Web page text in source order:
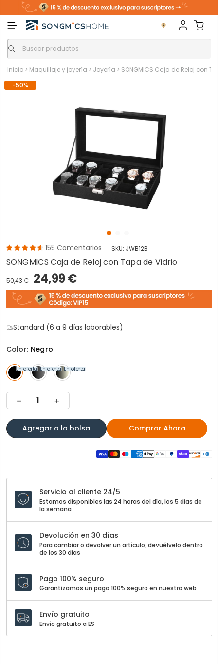
Inicio > Maquillaje y joyería > Joyería > SONGMICS Caja de Reloj con
-50%
155 Comentarios SKU: JWB12B
SONGMICS Caja de Reloj con Tapa de Vidrio
50,43 € 24,99 €
Standard (6 a 9 días laborables)
Color: Negro
En oferta En oferta En oferta
Agregar a la bolsa Comprar Ahora
Servicio al cliente 24/5
Estamos disponibles las 24 horas del día, los 5 días de
la semana
Devolución en 30 días
Para cambiar o devolver un artículo, devuélvelo dentro
de los 30 días
Pago 100% seguro
Garantizamos un pago 100% seguro en nuestra web
Envío gratuito
Envío gratuito a ES